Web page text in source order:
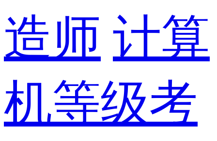
造师 计算
机等级考